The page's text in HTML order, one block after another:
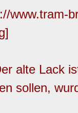
www.tram-
alte Lack
sollen,